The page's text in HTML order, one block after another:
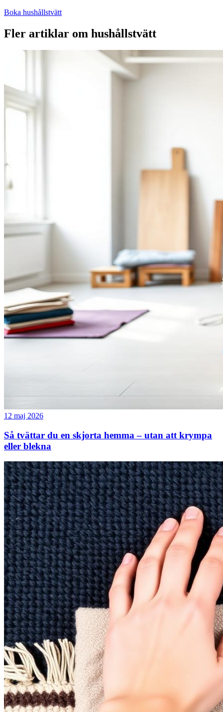
Boka hushållstvätt
Fler artiklar om hushållstvätt
12 maj 2026
Så tvättar du en skjorta hemma – utan att krympa
eller blekna